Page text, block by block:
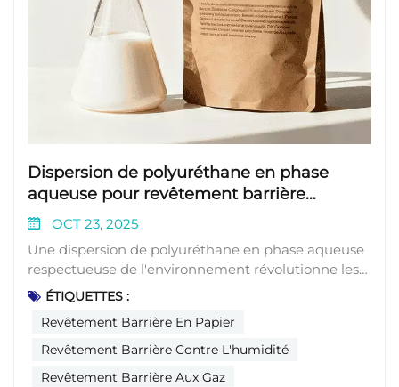
Dispersion de polyuréthane en phase
aqueuse pour revêtement barrière
écologique haute performance pour
emballages souples
OCT 23, 2025
Une dispersion de polyuréthane en phase aqueuse respectueuse de l'environnement révolutionne les revêtements barrières pour les emballages souples.L'industrie mondiale de l'emballage souple connaît une transformation profonde vers des matériaux durables, sous l'impulsion des préoccupations environnementales et des réglementations strictes. Les emballages plastiques conventionnels, avec leurs solvants à forte teneur en COV et leur impact environnemental problématique en fin de vie, font l'objet d'un examen minutieux, créant un besoin urgent d'alternatives performantes et écologiques. Les dispersions de polyuréthane en phase aqueuse (PUD) se sont imposées comme une solution novatrice, offrant une combinaison convaincante de propriétés barrières exceptionnelles, de performances mécaniques optimales et de conformité environnementale. Plus particulièrement, celles à base de polycarbonate permettent de simplifier les structures multi-matériaux complexes et difficiles à recycler sans compromettre les performances, en accord avec les objectifs de l'économie circulaire. Alors que l'emballage durable devient une priorité pour les marques, les organismes de réglementation et les consommateurs, les PUD en phase aqueuse sont appelées à devenir la technologie de référence pour les revêtements de nouvelle génération, établissant de nouvelles normes en matière de performance, de sécurité et de responsabilité environnementale dans le secteur.Avantages en termes de performance des PUD à base d'eau 1. Propriétés de barrière supérieuresL'exigence fondamentale de tout revêtement d'emballage réside dans sa capacité à constituer une barrière efficace contre les éléments extérieurs susceptibles de compromettre la qualité et la durée de conservation du produit. Les polyuréthanes en phase aqueuse excellent à cet égard, démontrant une résistance exceptionnelle à l'oxygène, à la vapeur d'eau, aux huiles et aux graisses – des propriétés essentielles pour les emballages alimentaires, pharmaceutiques et de biens de consommation. Les formulations de polyuréthanes en phase aqueuse de pointe présentent des propriétés de barrière à l'oxygène remarquables, ce qui les rend idéales pour les applications d'emballage où l'oxydation doit être évitée afin de préserver l'intégrité du produit. Ces matériaux forment des structures de film denses et réticulées qui créent un parcours tortueux pour les molécules de gaz, ralentissant considérablement leur passage à travers le matériau d'emballage. L'architecture moléculaire unique des PUD à base de polycarbonate contribue à leurs performances de barrière améliorées. Les groupes carbonates polaires de la chaîne polymère forment de fortes interactions intermoléculaires, créant une structure compacte qui empêche la pénétration des petites molécules de gaz. Cette conception moléculaire se traduit directement par une durée de conservation prolongée des produits et une réduction du gaspillage alimentaire, un avantage significatif en matière de développement durable. De plus, les propriétés de barrière de ces revêtements restent stables dans une large gamme de conditions d'humidité, contrairement à certaines résines à base d'alcool vinylique dont les performances de barrière dépendent fortement de l'humidité. Cette stabilité garantit une protection constante tout au long de la chaîne d'approvisionnement, même dans des conditions environnementales difficiles. 2. Performances mécaniques et thermiquesLes applications d'emballage souple exigent des revêtements capables de résister aux contraintes de la fabrication, du remplissage, de la distribution et de l'utilisation finale sans compromettre leur fonction protectrice. Les polyuréthanes en phase aqueuse offrent un équilibre optimal de propriétés mécaniques, notamment la résistance à la traction, l'élasticité et la résistance à l'abrasion. Ces caractéristiques garantissent l'intégrité de l'emballage revêtu lors des opérations d'étirement, de pliage et de compression, tant pendant les processus de transformation que tout au long du cycle de vie du produit. La robustesse intrinsèque du polyuréthane, associée aux avantages environnementaux de la technologie de dispersion en phase aqueuse, confère à ce matériau un profil unique, surpassant les revêtements aqueux acryliques et vinyliques classiques. La stabilité thermique des polyuréthanes en phase aqueuse (PUD) élargit considérablement leur champ d'application dans les emballages nécessitant un thermoscellage ou une exposition à des températures élevées lors de leur transformation ou de leur utilisation. Les PUD spéciaux présentent une excellente résistance à la chaleur, conservant leurs propriétés mécaniques et de barrière même sous contrainte thermique. Cette propriété est particulièrement précieuse pour les applications impliquant le remplissage à chaud, la pasteurisation ou le chauffage par micro-ondes des produits emballés. De plus, les PUD à base de diols de polycarbonate (PCDL) présentent une résistance supérieure à la dégradation thermique par rapport à ceux dérivés de polyols de polyester ou de polyéther, comme en témoigne une meilleure rétention de la résistance à la traction après exposition à des environnements chauffants à 120 °C. Cette résilience thermique garantit des performances d'emballage constantes tout au long du cycle de vie du produit. Tableau 1 : Comparaison des principales propriétés physiques des PUD en fonction de différents segments souplesPropriétéPUD en polycarbonatePolyester PUDPUD de polyétherrésistance à l'hydrolyseExcellentModéréBienStabilité thermiqueHautModéréModéréRésistance mécaniqueHautHautModéréFlexibilitéBienBienExcellentrésistance à l'oxydationExcellentBienPauvre3. Adhésion au substrat et polyvalenceUn avantage crucial des polyuréthanes en phase aqueuse pour les emballages souples réside dans leur adhérence exceptionnelle à une large gamme de substrats, notamment les polyoléfines traitées (PP, PE), le polyester (PET), le nylon et les surfaces métallisées. Cette polyvalence permet aux concepteurs d'emballages de choisir le substrat le plus approprié et le plus durable sans craindre un défaut d'adhérence du revêtement. Les propriétés adhésives proviennent de la structure moléculaire des polyuréthanes, qui peut être adaptée pour inclure des groupes fonctionnels interagissant fortement avec différentes surfaces de substrat par le biais d'interactions polaires, de liaisons hydrogène et, dans certains cas, de liaisons covalentes. Le développement de formulations PUD spécialisées a considérablement élargi les possibilités d'application des emballages souples. Par exemple, certaines PUD en phase aqueuse présentent une excellente adhérence aux substrats plastiques et métallisés, permettant leur utilisation dans des structures d'emballage barrière haute performance. Cette propriété est particulièrement précieuse pour la création d'emballages légers et performants, à faible impact environnemental. L'adhérence aux surfaces métallisées permet la conception d'emballages offrant d'excellentes propriétés de barrière à la lumière, tout en préservant leur recyclabilité – un avantage significatif par rapport aux films laminés traditionnels qui complexifient les filières de recyclage. De plus, la disponibilité de PUD anioniques et cationiques offre aux formulateurs la possibilité d'optimiser l'adhérence en fonction des caractéristiques spécifiques du substrat. Les systèmes cationiques présentent souvent une adhérence supérieure aux surfaces anioniques généralement présentes sur les supports en papier et en carton. 4. Propriétés de sécurité et de résistanceLes revêtements d'emballage doivent protéger leur contenu sans y introduire de contaminants potentiels, ce qui fait de la sécurité des matériaux une préoccupation primordiale. Les PUD à base d'eau offrent une résistance exceptionnelle aux huiles, aux graisses et aux produits chimiques, empêchant la migration des composants du produit emballé vers le revêtement tout en bloquant simultanément l'entrée des contaminants externes. Cette protection bidirectionnelle est essentielle pour préserver la qualité et la sécurité du produit tout au long de sa durée de conservation. La structure réticulée des films de PUD polymérisés crée un réseau dense qui constitue une barrière efficace contre les migrants potentiels tout en résistant à la pénétration des substances extérieures. La résistance à l'hydrolyse des PUD à base de polycarbonate représente un avantage significatif par rapport à leurs homologues à base de polyester, notamment pour les applications en environnements humides ou avec des produits aqueux. Alors que les groupements ester des PUD polyester classiques sont sensibles à l'hydrolyse, en particulier en milieu acide ou basique, les liaisons carbonate des PUD en polycarbonate présentent une remarquable stabilité face à la dégradation induite par l'eau. Cette résistance intrinsèque à l'hydrolyse garantit l'intégrité à long terme du revêtement, évitant ainsi les problèmes d'adhérence, de perte de résistance et d'apparition d'odeurs qui peuvent survenir lors de la dégradation des revêtements à base de polyester. De plus, des formulations de PUD spécifiques peuvent être conçues pour offrir des propriétés antistatiques, avec une résistivité de surface aussi faible que 10⁹ Ω, répondant ainsi aux exigences des matériaux antistatiques utilisés dans l'encapsulation de composants électroniques. Conformité environnementale et réglementaire 1. Formulation écologiqueLe passage des systèmes de revêtement à base de solvants aux systèmes à base d'eau représente l'une des avancées les plus significatives en matière de réduction de l'impact environnemental des emballages souples. Les PUD à base d'eau contiennent peu ou pas de COV, répondant ainsi à l'une des principales préoccupations environnementales et de sécurité au travail liées aux revêtements d'emballages traditionnels. Cette réduction des émissions de COV se traduit par une meilleure qualité de l'air, une dimi
ÉTIQUETTES :
Revêtement Barrière En Papier
Revêtement Barrière Contre L'humidité
Revêtement Barrière Aux Gaz